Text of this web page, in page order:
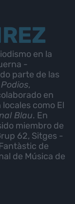
en la
-
parte de las
Podios,
en
como El
Blau. En
miembro de
62, Sitges -
de
de Música de